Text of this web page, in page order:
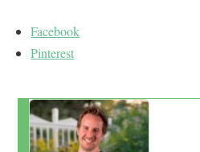
Facebook
Pinterest